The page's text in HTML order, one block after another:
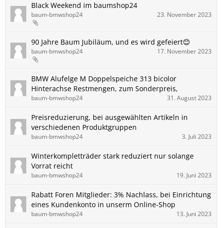
Black Weekend im baumshop24
baum-bmwshop24 23. November 2023
90 Jahre Baum Jubiläum, und es wird gefeiert😊
baum-bmwshop24 17. November 2023
BMW Alufelge M Doppelspeiche 313 bicolor
Hinterachse Restmengen, zum Sonderpreis,
baum-bmwshop24 31. August 2023
Preisreduzierung, bei ausgewählten Artikeln in
verschiedenen Produktgruppen
baum-bmwshop24 3. Juli 2023
Winterkompletträder stark reduziert nur solange
Vorrat reicht
baum-bmwshop24 19. Juni 2023
Rabatt Foren Mitglieder: 3% Nachlass, bei Einrichtung
eines Kundenkonto in unserm Online-Shop
baum-bmwshop24 13. Juni 2023